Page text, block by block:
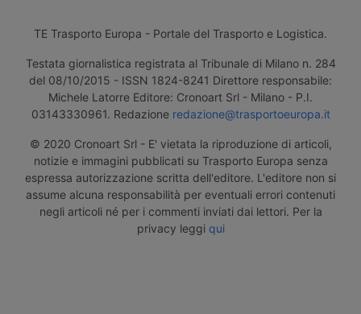
TE Trasporto Europa - Portale del Trasporto e Logistica.
Testata giornalistica registrata al Tribunale di Milano n. 284
del 08/10/2015 - ISSN 1824-8241 Direttore responsabile:
Michele Latorre Editore: Cronoart Srl - Milano - P.I.
03143330961. Redazione redazione@trasportoeuropa.it
© 2020 Cronoart Srl - E' vietata la riproduzione di articoli,
notizie e immagini pubblicati su Trasporto Europa senza
espressa autorizzazione scritta dell'editore. L'editore non si
assume alcuna responsabilità per eventuali errori contenuti
negli articoli né per i commenti inviati dai lettori. Per la
privacy leggi qui